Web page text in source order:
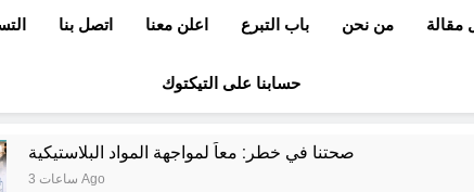
مقالة من نحن باب التبرع اعلن معنا اتصل بنا
حسابنا على التيكتوك
صحتنا في خطر: معاً لمواجهة المواد البلاستيكية
3 ساعات Ago